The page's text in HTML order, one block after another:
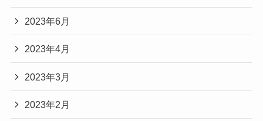
2023年6月
2023年4月
2023年3月
2023年2月